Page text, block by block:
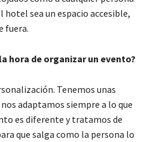
hotel sea un espacio accesible,
fuera.
hora de organizar un evento?
Tenemos unas
adaptamos siempre a lo que
es diferente y tratamos de
que salga como la persona lo